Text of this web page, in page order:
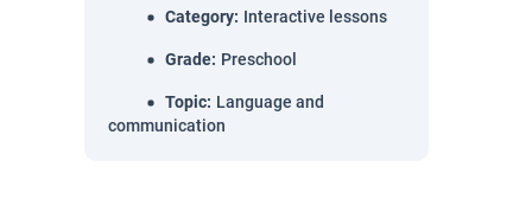
Category: Interactive lessons
Grade: Preschool
Topic: Language and
communication